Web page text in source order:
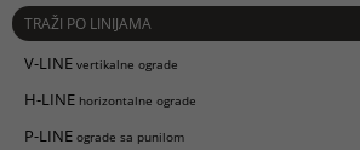
TRAŽI PO LINIJAMA
V-LINE vertikalne ograde
H-LINE horizontalne ograde
P-LINE ograde sa punilom